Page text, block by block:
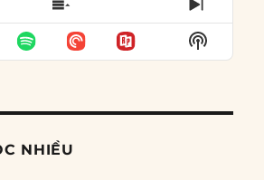
SHOW
EPISODES
LIST
NEXT
Show
Podcast
NHIỀU